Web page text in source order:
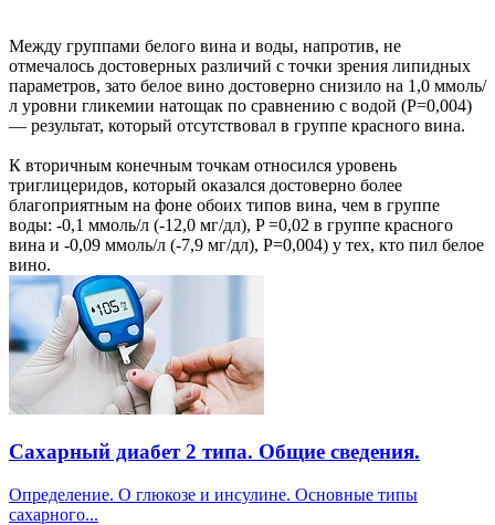
Между группами белого вина и воды, напротив, не
отмечалось достоверных различий с точки зрения липидных
параметров, зато белое вино достоверно снизило на 1,0 ммоль/
л уровни гликемии натощак по сравнению с водой (P=0,004)
— результат, который отсутствовал в группе красного вина.
К вторичным конечным точкам относился уровень
триглицеридов, который оказался достоверно более
благоприятным на фоне обоих типов вина, чем в группе
воды: -0,1 ммоль/л (-12,0 мг/дл), P =0,02 в группе красного
вина и -0,09 ммоль/л (-7,9 мг/дл), P=0,004) у тех, кто пил белое
вино.
Сахарный диабет 2 типа. Общие сведения.
Определение. О глюкозе и инсулине. Основные типы
сахарного...